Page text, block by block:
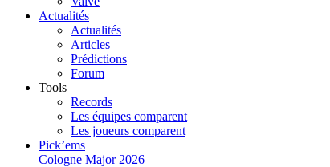
Actualités
Actualités
Articles
Prédictions
Forum
Tools
Records
Les équipes comparent
Les joueurs comparent
Pick’ems
Cologne Major 2026